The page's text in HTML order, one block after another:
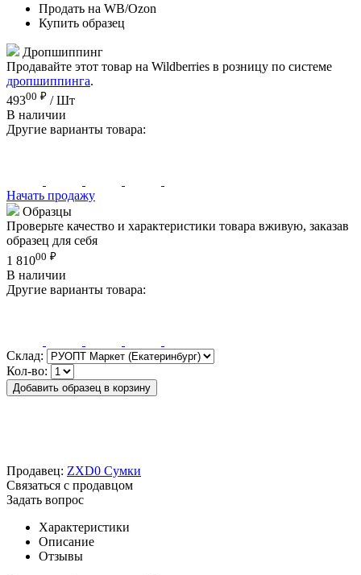
Продать на WB/Ozon
Купить образец
Дропшиппинг
Продавайте этот товар на Wildberries в розницу по системе
дропшиппинга.
49300 ₽ / Шт
В наличии
Другие варианты товара:
Начать продажу
Образцы
Проверьте качество и характеристики товара вживую, заказав
образец для себя
1 81000 ₽
В наличии
Другие варианты товара:
Склад:
Кол-во:
Добавить образец в корзину
Продавец: ZXD0 Сумки
Связаться с продавцом
Задать вопрос
Характеристики
Описание
Отзывы